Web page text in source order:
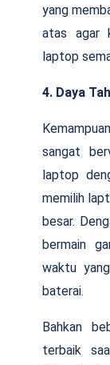
yang
atas agar
laptop
4. Daya
sangat
laptop
memilih
besar.
bermain
waktu
baterai.
Bahkan
terbaik